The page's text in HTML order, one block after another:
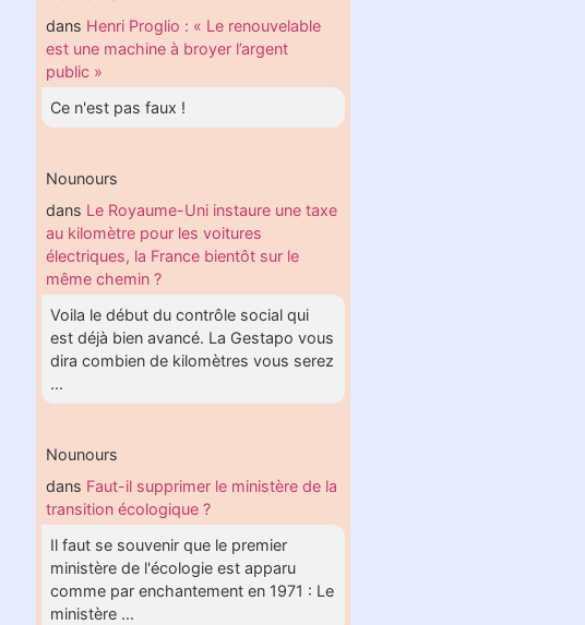
dans Henri Proglio : « Le renouvelable
est une machine à broyer l’argent
public »
Ce n'est pas faux !
Nounours
dans Le Royaume-Uni instaure une taxe
au kilomètre pour les voitures
électriques, la France bientôt sur le
même chemin ?
Voila le début du contrôle social qui
est déjà bien avancé. La Gestapo vous
dira combien de kilomètres vous serez
...
Nounours
dans Faut-il supprimer le ministère de la
transition écologique ?
Il faut se souvenir que le premier
ministère de l'écologie est apparu
comme par enchantement en 1971 : Le
ministère ...